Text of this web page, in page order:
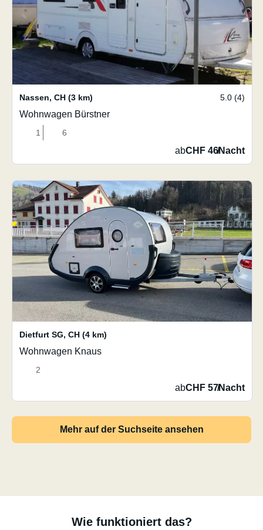
Nassen, CH (3 km) 5.0 (4)
Wohnwagen Bürstner
1 6
abCHF 46/Nacht
Dietfurt SG, CH (4 km)
Wohnwagen Knaus
2
abCHF 57/Nacht
Mehr auf der Suchseite ansehen
Wie funktioniert das?